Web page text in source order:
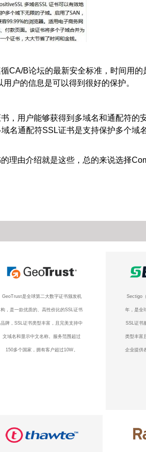
CA/B论坛的最新安全标准，时间用
户的信息是可以得到很好的保护。
，用户能够获得到多域名和通配符的
名通配符SSL证书是支持保护多个域
理由介绍就是这些，总的来说选择
GeoTrust是全球第二大数字证书颁发机
构，是一款优质的、高性价比的SSL证书
品牌，SSL证书类型丰富，且完美支持中
文域名和显示中文名称。服务范围超过
150多个国家，拥有客户超过10W。
Sectigo
年，是全
SSL证书
类型丰富
企业提供